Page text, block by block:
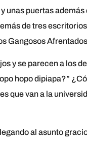
puertas
de tres
Gangosos
y se parecen a los
hopo dipiapa?”
que van a la
al asunto